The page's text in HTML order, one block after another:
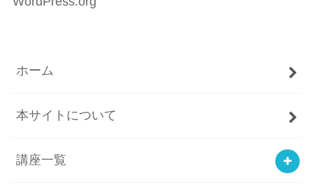
ホーム
本サイトについて
講座一覧